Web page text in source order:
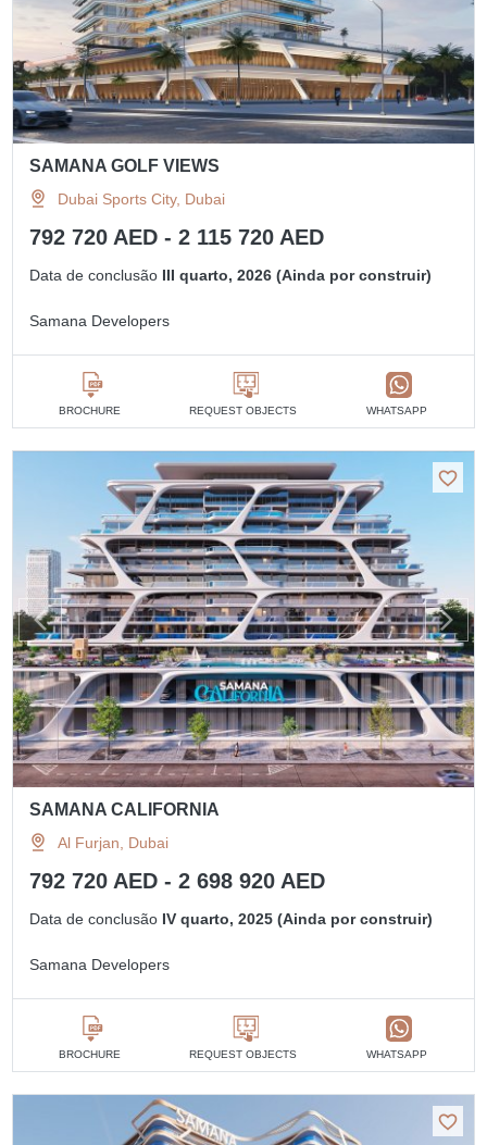
SAMANA GOLF VIEWS
Dubai Sports City, Dubai
792 720 AED - 2 115 720 AED
Data de conclusão III quarto, 2026 (Ainda por construir)
Samana Developers
BROCHURE REQUEST OBJECTS WHATSAPP
SAMANA CALIFORNIA
Al Furjan, Dubai
792 720 AED - 2 698 920 AED
Data de conclusão IV quarto, 2025 (Ainda por construir)
Samana Developers
BROCHURE REQUEST OBJECTS WHATSAPP